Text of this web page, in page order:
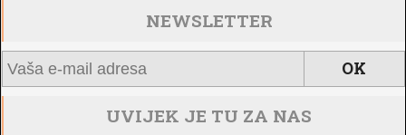
NEWSLETTER
UVIJEK JE TU ZA NAS